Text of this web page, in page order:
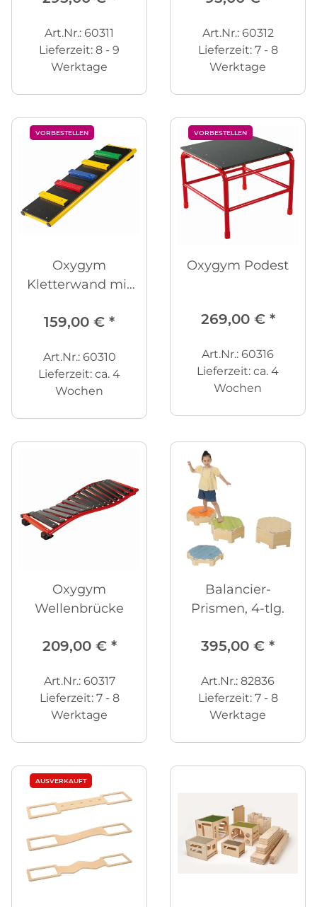
Art.Nr.: 60311
Lieferzeit: 8 - 9
Werktage
Art.Nr.: 60312
Lieferzeit: 7 - 8
Werktage
VORBESTELLEN
Oxygym
Kletterwand mit
159,00 € *
Art.Nr.: 60310
Lieferzeit: ca. 4
Wochen
VORBESTELLEN
Oxygym Podest
269,00 € *
Art.Nr.: 60316
Lieferzeit: ca. 4
Wochen
Oxygym
Wellenbrücke
209,00 € *
Art.Nr.: 60317
Lieferzeit: 7 - 8
Werktage
Balancier-
Prismen, 4-tlg.
395,00 € *
Art.Nr.: 82836
Lieferzeit: 7 - 8
Werktage
AUSVERKAUFT